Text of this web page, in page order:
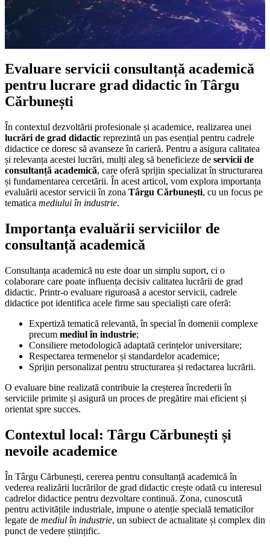
Evaluare servicii consultanță academică
pentru lucrare grad didactic în Târgu
Cărbunești
În contextul dezvoltării profesionale și academice, realizarea unei
lucrări de grad didactic reprezintă un pas esențial pentru cadrele
didactice ce doresc să avanseze în carieră. Pentru a asigura calitatea
și relevanța acestei lucrări, mulți aleg să beneficieze de servicii de
consultanță academică, care oferă sprijin specializat în structurarea
și fundamentarea cercetării. În acest articol, vom explora importanța
evaluării acestor servicii în zona Târgu Cărbunești, cu un focus pe
tematica mediului în industrie.
Importanța evaluării serviciilor de
consultanță academică
Consultanța academică nu este doar un simplu suport, ci o
colaborare care poate influența decisiv calitatea lucrării de grad
didactic. Printr-o evaluare riguroasă a acestor servicii, cadrele
didactice pot identifica acele firme sau specialiști care oferă:
Expertiză tematică relevantă, în special în domenii complexe
precum mediul în industrie;
Consiliere metodologică adaptată cerințelor universitare;
Respectarea termenelor și standardelor academice;
Sprijin personalizat pentru structurarea și redactarea lucrării.
O evaluare bine realizată contribuie la creșterea încrederii în
serviciile primite și asigură un proces de pregătire mai eficient și
orientat spre succes.
Contextul local: Târgu Cărbunești și
nevoile academice
În Târgu Cărbunești, cererea pentru consultanță academică în
vederea realizării lucrărilor de grad didactic crește odată cu interesul
cadrelor didactice pentru dezvoltare continuă. Zona, cunoscută
pentru activitățile industriale, impune o atenție specială tematicilor
legate de mediul în industrie, un subiect de actualitate și complex din
punct de vedere științific.